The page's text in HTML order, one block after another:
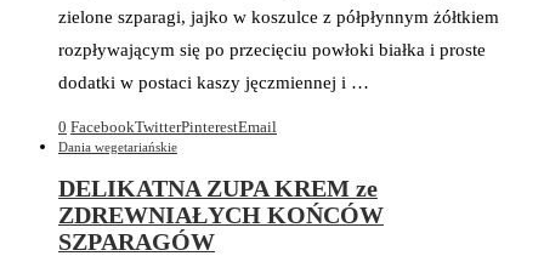
zielone szparagi, jajko w koszulce z półpłynnym żółtkiem
rozpływającym się po przecięciu powłoki białka i proste
dodatki w postaci kaszy jęczmiennej i …
0 FacebookTwitterPinterestEmail
Dania wegetariańskie
DELIKATNA ZUPA KREM ze
ZDREWNIAŁYCH KOŃCÓW
SZPARAGÓW